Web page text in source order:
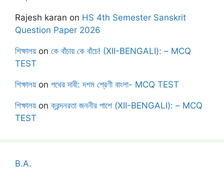
Rajesh karan on HS 4th Semester Sanskrit
Question Paper 2026
শিক্ষালয়on কে বাঁচায় কে বাঁচে! (XII-BENGALI): – MCQ
TEST
শিক্ষালয়on পথের দাবী: দশম শ্রেণী বাংলা- MCQ TEST
শিক্ষালয়onক্রন্দনরতা জননীর পাশে (XII-BENGALI): – MCQ
TEST
B.A.